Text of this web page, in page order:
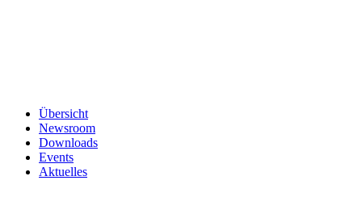
Übersicht
Newsroom
Downloads
Events
Aktuelles